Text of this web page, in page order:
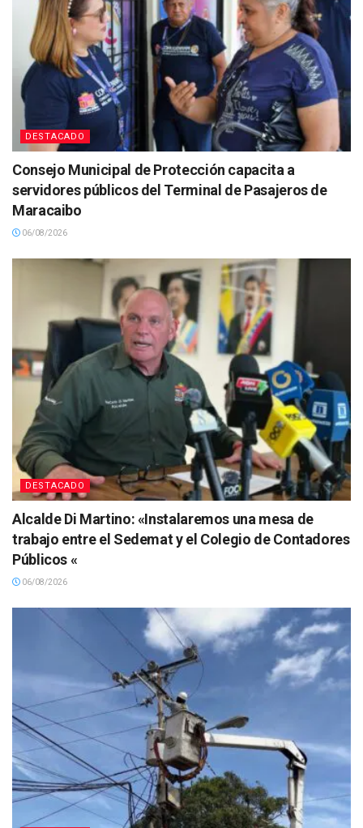
DESTACADO
Consejo Municipal de Protección capacita a
servidores públicos del Terminal de Pasajeros de
Maracaibo
06/08/2026
DESTACADO
Alcalde Di Martino: «Instalaremos una mesa de
trabajo entre el Sedemat y el Colegio de Contadores
Públicos «
06/08/2026